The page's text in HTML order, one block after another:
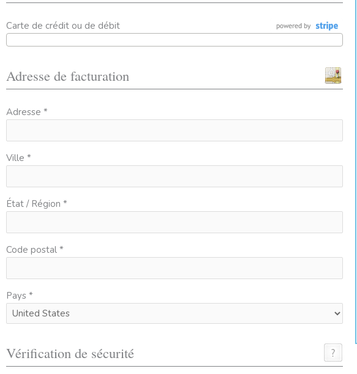
Carte de crédit ou de débit
Adresse de facturation
Adresse *
Ville *
État / Région *
Code postal *
Pays *
Vérification de sécurité